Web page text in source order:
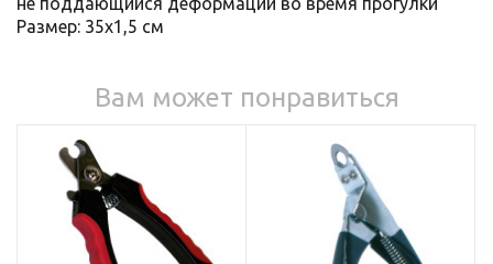
Размер: 35x1,5 см
Вам может понравиться